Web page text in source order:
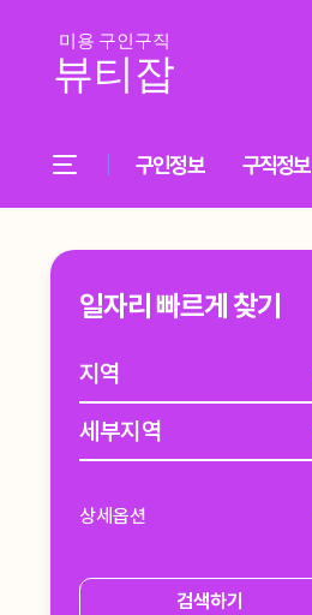
구인정보 구직정보
일자리 빠르게 찾기
상세옵션
검색하기